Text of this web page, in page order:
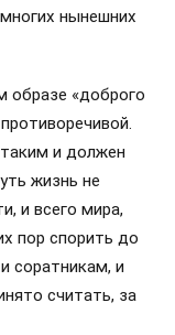
нынешних
образе «доброго
и должен
жизнь не
и всего мира,
пор спорить до
соратникам, и
считать, за